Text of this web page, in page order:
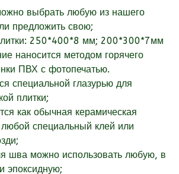
выбрать любую из нашего
предложить свою;
250*400*8 мм; 200*300*7мм
наносится методом горячего
ПВХ с фотопечатью.
специальной глазурью для
плитки;
как обычная керамическая
любой специальный клей или
шва можно использовать любую, в
эпоксидную;